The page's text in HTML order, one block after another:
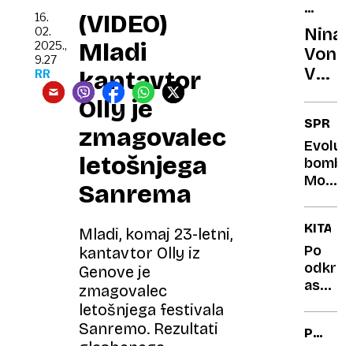
(VIDEO)
Mladi
kantavtor
Olly je
zmagovalec
letošnjega
Sanrema
Mladi, komaj 23-letni,
kantavtor Olly iz
Genove je
zmagovalec
letošnjega festivala
Sanremo. Rezultati
16.
02.
2025.,
9.27
RR
PO
SVETU
Nina
V
delo
ni
na
Moški
hitreje
kot
ženske
Po
PRED